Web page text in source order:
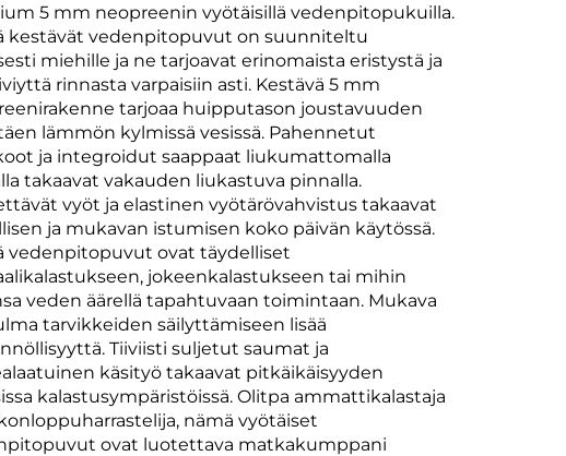
5 mm neopreenin vyötäisillä vedenpitopukuilla.
kestävät vedenpitopuvut on suunniteltu
miehille ja ne tarjoavat erinomaista eristystä ja
rinnasta varpaisiin asti. Kestävä 5 mm
tarjoaa huipputason joustavuuden
lämmön kylmissä vesissä. Pahennetut
ja integroidut saappaat liukumattomalla
takaavat vakauden liukastuva pinnalla.
vyöt ja elastinen vyötärövahvistus takaavat
ja mukavan istumisen koko päivän käytössä.
vedenpitopuvut ovat täydelliset
jokeenkalastukseen tai mihin
veden äärellä tapahtuvaan toimintaan. Mukava
tarvikkeiden säilyttämiseen lisää
Tiiviisti suljetut saumat ja
käsityö takaavat pitkäikäisyyden
kalastusympäristöissä. Olitpa ammattikalastaja
nämä vyötäiset
ovat luotettava matkakumppani